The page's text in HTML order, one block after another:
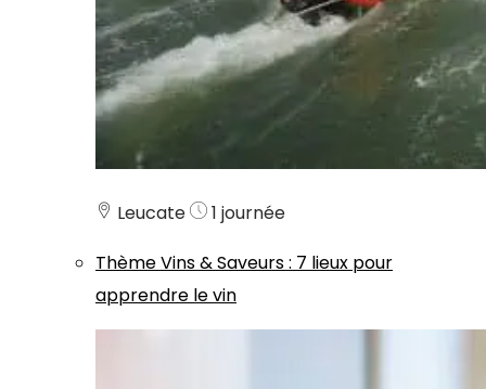
Leucate
1 journée
ThèmeVins & Saveurs: 7 lieux pour
apprendre le vin